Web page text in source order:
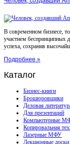
В современном бизнесе,
участием беспринципных
успеха, сохранив
Подробнее »
Каталог
Бизнес-книги
Брошюровщики
Деловая
Для презентаций
Компьютерные
Копировальная
Лазерные МФУ
Лекционные доски